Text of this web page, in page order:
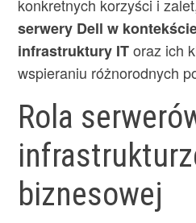
konkretnych korzyści i
serwery Dell w
infrastruktury IToraz ich
wspieraniu różnorodnych
Rola
biznesowej